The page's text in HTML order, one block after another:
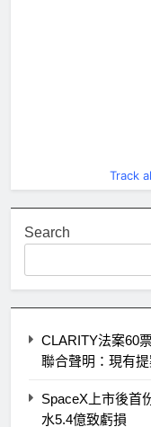
Track
Search
CLARITY法案60
聯合聲明：現有
SpaceX上市後首
水5.4億致虧損